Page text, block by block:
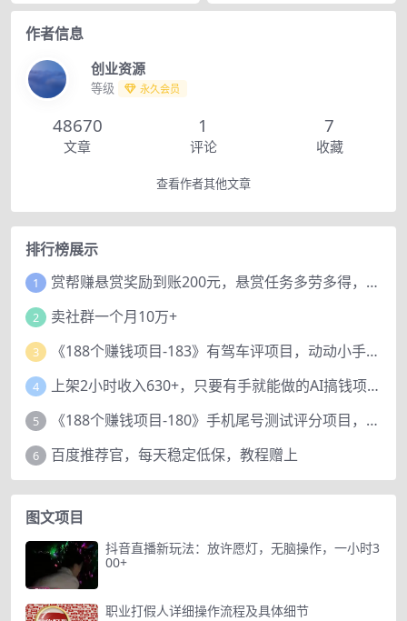
作者信息
创业资源
等级 永久会员
48670
文章
1
评论
7
收藏
查看作者其他文章
排行榜展示
1 赏帮赚悬赏奖励到账200元，悬赏任务多劳多得，人人可做。
2 卖社群一个月10万+
3 《188个赚钱项目-183》有驾车评项目，动动小手，复制粘贴赚44元！
4 上架2小时收入630+，只要有手就能做的AI搞钱项目，奶奶看完都能学会!
5 《188个赚钱项目-180》手机尾号测试评分项目，短视频直播日赚200+
6 百度推荐官，每天稳定低保，教程赠上
图文项目
抖音直播新玩法：放许愿灯，无脑操作，一小时3
00+
职业打假人详细操作流程及具体细节